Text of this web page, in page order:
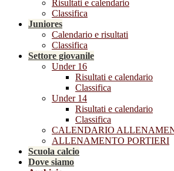
Risultati e calendario
Classifica
Juniores
Calendario e risultati
Classifica
Settore giovanile
Under 16
Risultati e calendario
Classifica
Under 14
Risultati e calendario
Classifica
CALENDARIO
ALLENAMENTO PORTIERI
Scuola calcio
Dove siamo